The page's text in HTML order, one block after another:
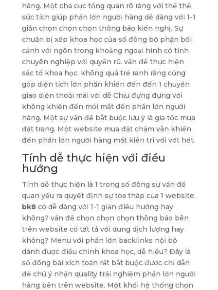
hàng. Một cha cục tổng quan rõ ràng với thế thể,
súc tích giúp phần lớn người hàng dễ dàng với 1-1
giản chọn chọn chọn thông báo kiến nghị. Sự
chuẩn bị xếp khoa học của số đông bộ phận bối
cảnh với ngôn trong khoảng ngoại hình có tính
chuyên nghiệp với quyến rũ. vấn đề thực hiện
sắc tố khoa học, không quá trẻ ranh ràng cũng
góp diện tích lớn phần khiến đến đến 1 chuyển
giao diện thoải mái với dễ Chịu đựng đựng với
không khiến đến mỏi mắt đến phần lớn người
hàng. Một sự vấn đề bắt buộc lưu ý là gia tốc mua
đặt trang. Một website mua đặt chậm vẫn khiến
đến phần lớn người hàng mất kiên trì với vớt hết.
Tính dễ thực hiện với điều
hướng
Tính dễ thực hiện là 1 trong số đông sự vấn đề
quan yếu ra quyết định sự tòa tháp của 1 website.
bk8có dễ dàng với 1-1 giản điều hướng hay
không? vấn đề chọn chọn chọn thông báo bên
trên website có tất tả với dung dịch lượng hay
không? Menu với phần lớn backlinks nội bộ
dành được điều chỉnh khoa học, dễ hiểu? Đây là
số đông bài xích toán rất bắt buộc được chỉ dẫn
để chú ý nhận quality trải nghiệm phần lớn người
hàng bên trên website. Một khối hệ thống chọn